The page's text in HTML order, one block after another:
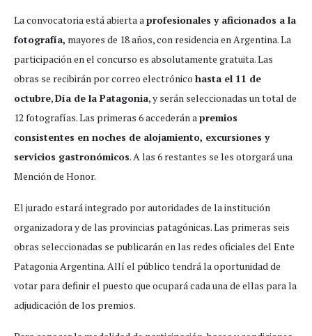
La convocatoria está abierta aprofesionales y aficionados a la
fotografía, mayores de 18 años, con residencia en Argentina. La
participación en el concurso es absolutamente gratuita. Las
obras se recibirán por correo electrónico hasta el 11 de
octubre,Día de la Patagonia, y serán seleccionadas un total de
12 fotografías. Las primeras 6 accederán apremios
consistentes en noches de alojamiento, excursiones y
servicios gastronómicos. A las 6 restantes se les otorgará una
Mención de Honor.
El jurado estará integrado por autoridades de la institución
organizadora y de las provincias patagónicas. Las primeras seis
obras seleccionadas se publicarán en las redes oficiales del Ente
Patagonia Argentina. Allí el público tendrá la oportunidad de
votar para definir el puesto que ocupará cada una de ellas para la
adjudicación de los premios.